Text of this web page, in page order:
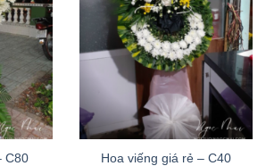
C80
Hoa viếng giá rẻ – C40